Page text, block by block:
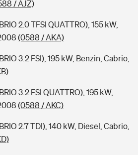
/ AJZ)
2.0 TFSI QUATTRO), 155 kW,
(0588 / AKA)
3.2 FSI), 195 kW, Benzin, Cabrio,
3.2 FSI QUATTRO), 195 kW,
(0588 / AKC)
2.7 TDI), 140 kW, Diesel, Cabrio,